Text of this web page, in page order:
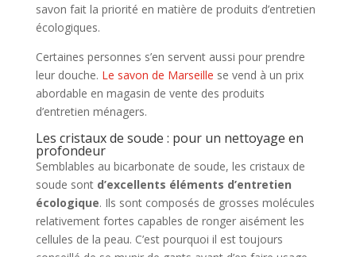
savon fait la priorité en matière de produits d’entretien
écologiques.
Certaines personnes s’en servent aussi pour prendre
leur douche. Le savon de Marseille se vend à un prix
abordable en magasin de vente des produits
d’entretien ménagers.
Les cristaux de soude : pour un nettoyage en
profondeur
Semblables au bicarbonate de soude, les cristaux de
soude sont d’excellents éléments d’entretien
écologique. Ils sont composés de grosses molécules
relativement fortes capables de ronger aisément les
cellules de la peau. C’est pourquoi il est toujours